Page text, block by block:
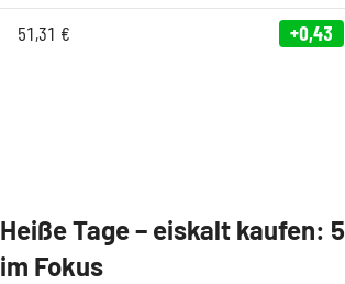
51,31 € +0,43
Heiße Tage – eiskalt kaufen:
im Fokus